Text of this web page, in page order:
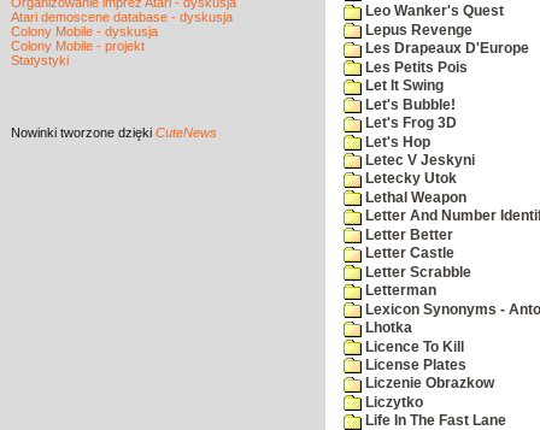
Atari demoscene database - dyskusja
Colony Mobile - dyskusja
Colony Mobile - projekt
Statystyki
Nowinki tworzone dzięki CuteNews
Leo Wanker's Quest
Lepus Revenge
Les Drapeaux D'Europe
Les Petits Pois
Let It Swing
Let's Bubble!
Let's Frog 3D
Let's Hop
Letec V Jeskyni
Letecky Utok
Lethal Weapon
Letter And Number
Letter Better
Letter Castle
Letter Scrabble
Letterman
Lexicon Synonyms -
Lhotka
Licence To Kill
License Plates
Liczenie Obrazkow
Liczytko
Life In The Fast Lane